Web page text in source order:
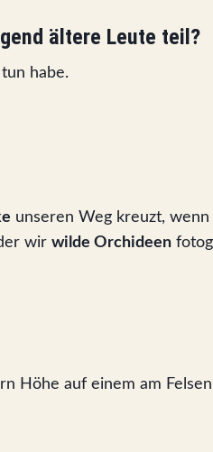
ältere Leute teil?
habe.
unseren Weg kreuzt,
wir wilde Orchideen
Höhe auf einem am